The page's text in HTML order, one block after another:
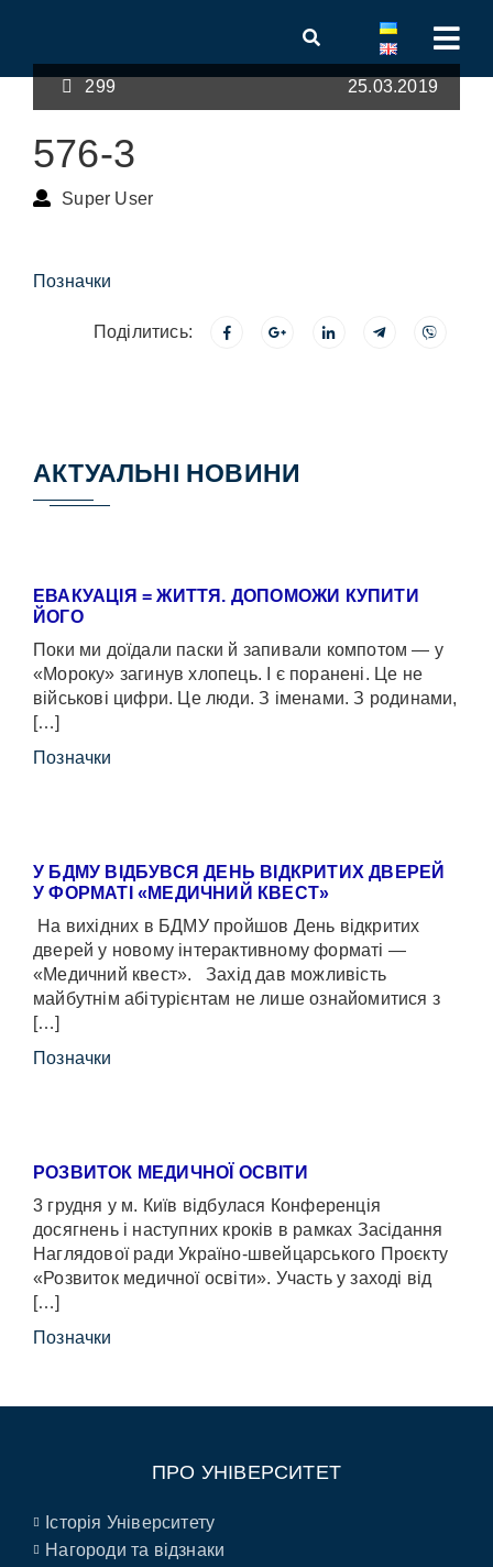
299 25.03.2019
576-3
Super User
Позначки
Поділитись:
АКТУАЛЬНІ НОВИНИ
ЕВАКУАЦІЯ = ЖИТТЯ. ДОПОМОЖИ КУПИТИ
ЙОГО
Поки ми доїдали паски й запивали компотом — у
«Мороку» загинув хлопець. І є поранені. Це не
військові цифри. Це люди. З іменами. З родинами,
[…]
Позначки
У БДМУ ВІДБУВСЯ ДЕНЬ ВІДКРИТИХ ДВЕРЕЙ
У ФОРМАТІ «МЕДИЧНИЙ КВЕСТ»
На вихідних в БДМУ пройшов День відкритих
дверей у новому інтерактивному форматі —
«Медичний квест». Захід дав можливість
майбутнім абітурієнтам не лише ознайомитися з
[…]
Позначки
РОЗВИТОК МЕДИЧНОЇ ОСВІТИ
3 грудня у м. Київ відбулася Конференція
досягнень і наступних кроків в рамках Засідання
Наглядової ради Україно-швейцарського Проєкту
«Розвиток медичної освіти». Участь у заході від
[…]
Позначки
ПРО УНІВЕРСИТЕТ
Історія Університету
Нагороди та відзнаки